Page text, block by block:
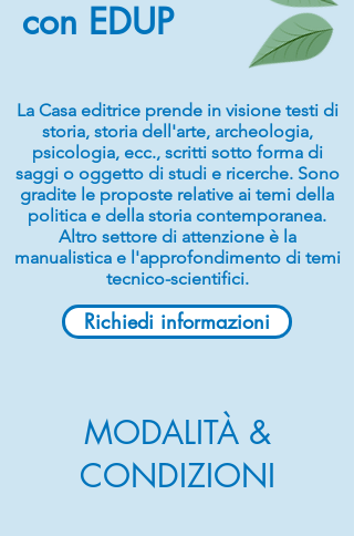
con EDUP
La Casa editrice prende in visione testi di
storia, storia dell'arte, archeologia,
psicologia, ecc., scritti sotto forma di
saggi o oggetto di studi e ricerche. Sono
gradite le proposte relative ai temi della
politica e della storia contemporanea.
Altro settore di attenzione è la
manualistica e l'approfondimento di temi
tecnico-scientifici.
Richiedi informazioni
MODALITÀ &
CONDIZIONI